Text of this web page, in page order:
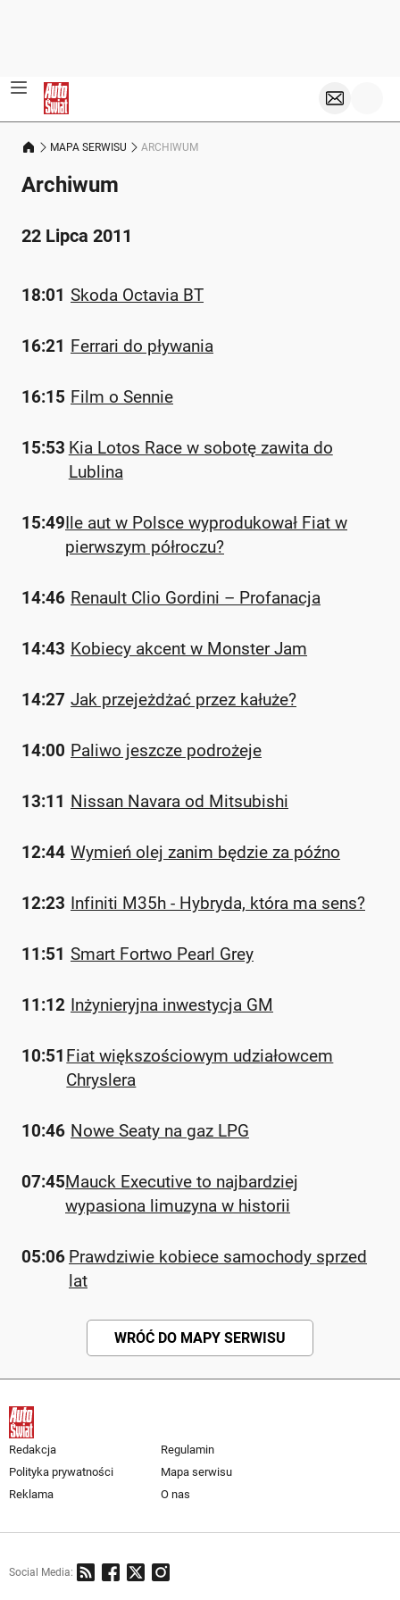
MAPA SERWISU ARCHIWUM
Archiwum
22 Lipca 2011
18:01 Skoda Octavia BT
16:21 Ferrari do pływania
16:15 Film o Sennie
15:53 Kia Lotos Race w sobotę zawita do
Lublina
15:49Ile aut w Polsce wyprodukował Fiat w
pierwszym półroczu?
14:46 Renault Clio Gordini – Profanacja
14:43 Kobiecy akcent w Monster Jam
14:27 Jak przejeżdżać przez kałuże?
14:00 Paliwo jeszcze podrożeje
13:11 Nissan Navara od Mitsubishi
12:44 Wymień olej zanim będzie za późno
12:23 Infiniti M35h - Hybryda, która ma sens?
11:51 Smart Fortwo Pearl Grey
11:12 Inżynieryjna inwestycja GM
10:51 Fiat większościowym udziałowcem
Chryslera
10:46 Nowe Seaty na gaz LPG
07:45Mauck Executive to najbardziej
wypasiona limuzyna w historii
05:06 Prawdziwie kobiece samochody sprzed
lat
WRÓĆ DO MAPY SERWISU
Redakcja
Regulamin
Polityka prywatności
Mapa serwisu
Reklama
O nas
Social Media: